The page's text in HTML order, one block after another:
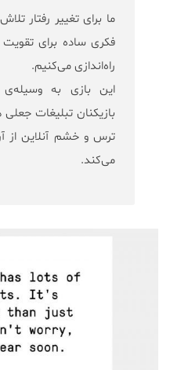
ما برای تغییر رفتار
فکری ساده برای تقویت
راه‌اندازی می‌کنیم.
این بازی به
بازیکنان تبلیغات
ترس و خشم آنلاین از
می‌کند.